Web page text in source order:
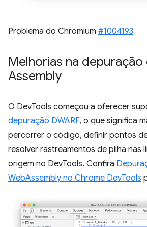
Problema do Chromium #1004193
Melhorias na depuração
Assembly
O DevTools começou a oferecer
depuração DWARF, o que significa
percorrer o código, definir pontos
resolver rastreamentos de pilha nas
origem no DevTools. Confira
WebAssembly no Chrome DevTools